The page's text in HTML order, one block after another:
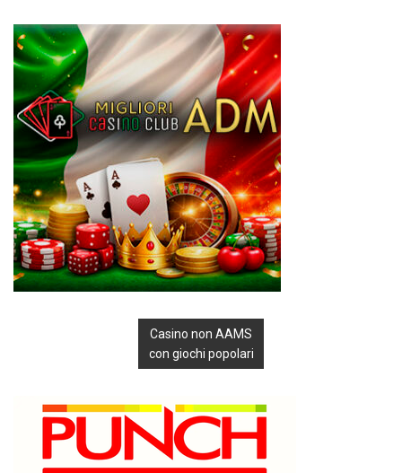
Casino non AAMS
con giochi popolari